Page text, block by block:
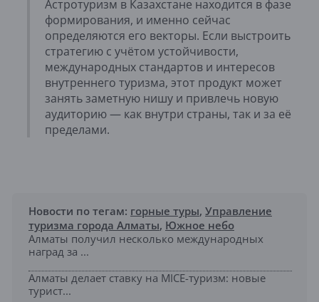
Астротуризм в Казахстане находится в фазе
формирования, и именно сейчас
определяются его векторы. Если выстроить
стратегию с учётом устойчивости,
международных стандартов и интересов
внутреннего туризма, этот продукт может
занять заметную нишу и привлечь новую
аудиторию — как внутри страны, так и за её
пределами.
Новости по тегам: горные туры, Управление
туризма города Алматы, Южное небо
Алматы получил несколько международных
наград за ...
Алматы делает ставку на MICE-туризм: новые
турист...